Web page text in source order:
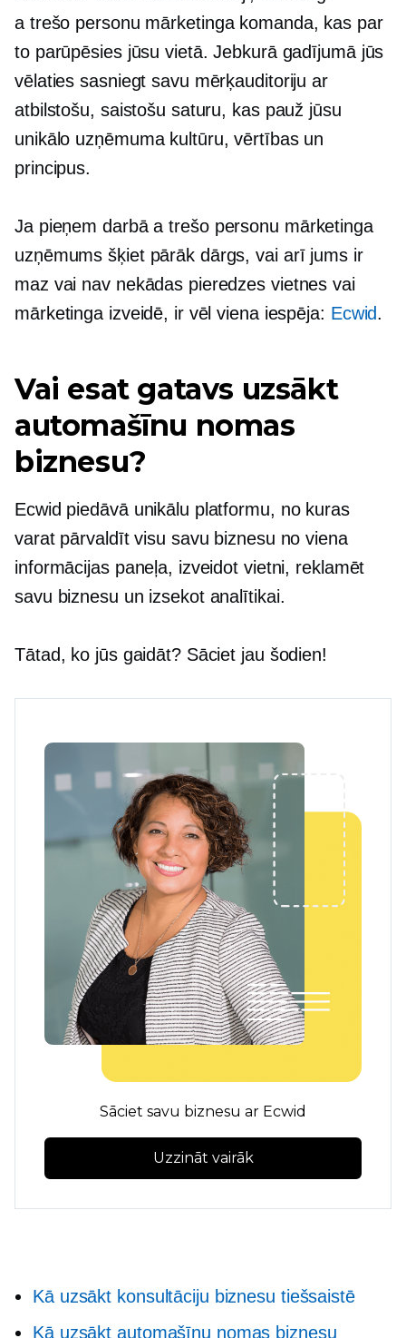
a trešo personu mārketinga komanda, kas par
to parūpēsies jūsu vietā. Jebkurā gadījumā jūs
vēlaties sasniegt savu mērķauditoriju ar
atbilstošu, saistošu saturu, kas pauž jūsu
unikālo uzņēmuma kultūru, vērtības un
principus.
Ja pieņem darbā atrešo personu mārketinga
uzņēmums šķiet pārāk dārgs, vai arī jums ir
maz vai nav nekādas pieredzes vietnes vai
mārketinga izveidē, ir vēl viena iespēja: Ecwid.
Vai esat gatavs uzsākt
automašīnu nomas
biznesu?
Ecwid piedāvā unikālu platformu, no kuras
varat pārvaldīt visu savu biznesu no viena
informācijas paneļa, izveidot vietni, reklamēt
savu biznesu un izsekot analītikai.
Tātad, ko jūs gaidāt? Sāciet jau šodien!
Sāciet savu biznesu ar Ecwid
Uzzināt vairāk
Kā uzsākt konsultāciju biznesu tiešsaistē
Kā uzsākt automašīnu nomas biznesu